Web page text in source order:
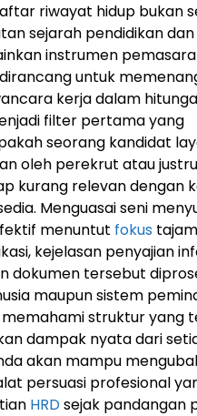
riwayat hidup bukan
sejarah pendidikan
instrumen
untuk
kerja dalam
filter pertama yang
seorang kandidat
oleh perekrut atau
kurang relevan dengan
Menguasai seni
menuntut fokus
kejelasan penyajian
dokumen tersebut
maupun sistem
memahami struktur yang
dampak nyata dari
akan mampu
persuasi profesional
HRDsejak pandangan